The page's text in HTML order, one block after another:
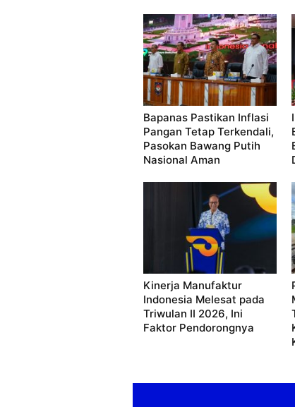
Bapanas Pastikan Inflasi
Pangan Tetap Terkendali,
Pasokan Bawang Putih
Nasional Aman
Kinerja Manufaktur
Indonesia Melesat pada
Triwulan II 2026, Ini
Faktor Pendorongnya